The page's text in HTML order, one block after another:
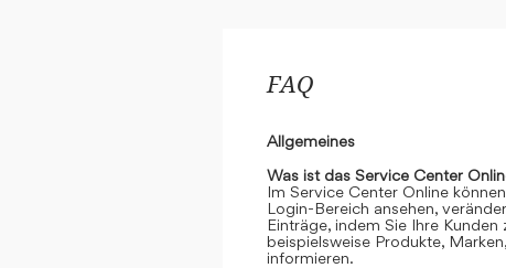
FAQ
Allgemeines
Was ist das Service Center
Im Service Center Online
Login-Bereich ansehen,
Einträge, indem Sie Ihre
beispielsweise Produkte,
informieren.